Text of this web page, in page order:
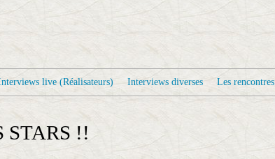
live (Réalisateurs) Interviews diverses Les rencontres
STARS !!